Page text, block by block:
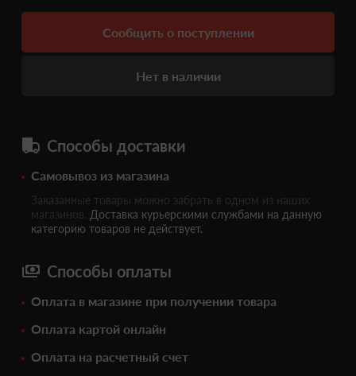
Сообщить о поступлении
Нет в наличии
Способы доставки
Самовывоз из магазина
Заказанные товары можно забрать в одном из наших
магазинов. Доставка курьерскими службами на данную
категорию товаров не действует.
Способы оплаты
Оплата в магазине при получении товара
Оплата картой онлайн
Оплата на расчетный счет